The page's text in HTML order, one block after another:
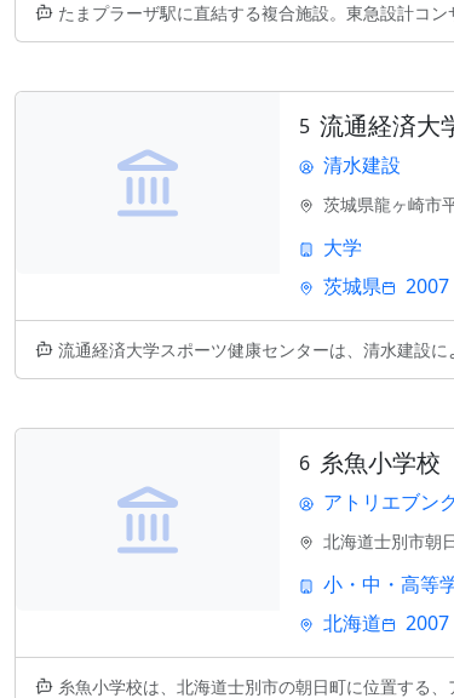
たまプラーザ駅に直結する複合施設。東急設計コンサルタン
5 流通経済大
清水建設
茨城県龍ヶ崎市
大学
茨城県
2007
流通経済大学スポーツ健康センターは、清水建設により2007
6 糸魚小学校
アトリエブン
北海道士別市朝
小・中・高等
北海道
2007
糸魚小学校は、北海道士別市の朝日町に位置する、アトリ